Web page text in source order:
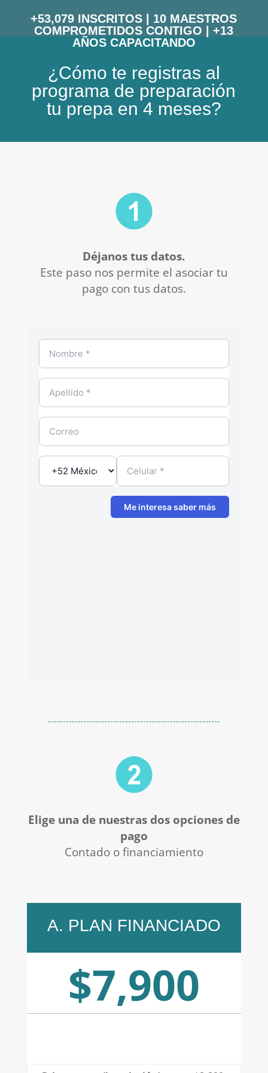
+53,079 INSCRITOS | 10 MAESTROS
COMPROMETIDOS CONTIGO | +13
AÑOS CAPACITANDO
¿Cómo te registras al
programa de preparación
tu prepa en 4 meses?
Déjanos tus datos.
Este paso nos permite el asociar tu
pago con tus datos.
Elige una de nuestras dos opciones de
pago
Contado o financiamiento
A. PLAN FINANCIADO
$7,900